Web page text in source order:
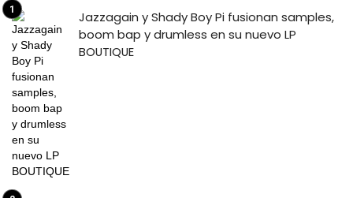
Jazzagain y Shady Boy Pi fusionan samples,
boom bap y drumless en su nuevo LP
BOUTIQUE